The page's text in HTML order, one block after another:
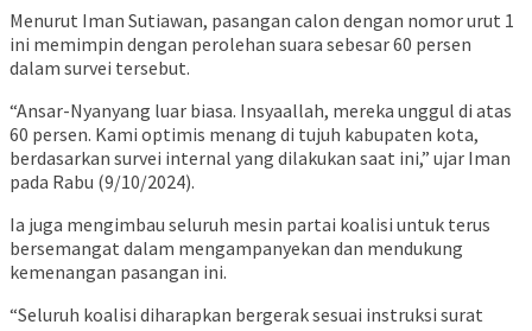
Menurut Iman Sutiawan, pasangan calon dengan nomor urut 1
ini memimpin dengan perolehan suara sebesar 60 persen
dalam survei tersebut.
“Ansar-Nyanyang luar biasa. Insyaallah, mereka unggul di atas
60 persen. Kami optimis menang di tujuh kabupaten kota,
berdasarkan survei internal yang dilakukan saat ini,” ujar Iman
pada Rabu (9/10/2024).
Ia juga mengimbau seluruh mesin partai koalisi untuk terus
bersemangat dalam mengampanyekan dan mendukung
kemenangan pasangan ini.
“Seluruh koalisi diharapkan bergerak sesuai instruksi surat